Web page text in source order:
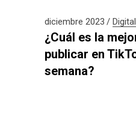
diciembre 2023 Digital
¿Cuál es la
publicar en
semana?